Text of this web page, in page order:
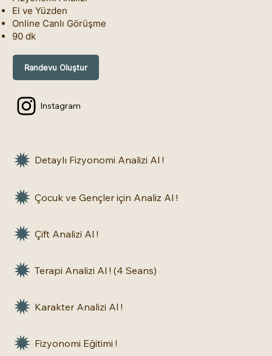
El ve Yüzden
Online Canlı Görüşme
90 dk
Randevu Oluştur
Instagram
Detaylı Fizyonomi Analizi Al !
Karakter Analizi Al !
Çocuk ve Gençler için Analiz Al !
Terapi Analizi Al ! (4 Seans)
Çift Analizi Al !
Fizyonomi Eğitimi !